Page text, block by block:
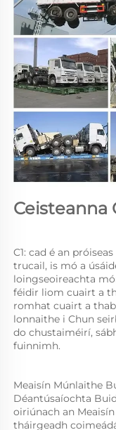
Ceisteanna
C1: cad é an
trucail, is mó a
loingseoireachta
féidir liom cuairt a
romhat cuairt a
lonnaithe i Chun
do chustaiméirí,
fuinnimh.
Meaisín Múnlaithe
Déantúsaíochta
oiriúnach an
tháirgeadh